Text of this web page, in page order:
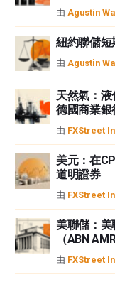
由 Agustin
紐約聯儲短
由 Agustin
天然氣：
德國商業銀
由 FXStreet
美元：在
道明證券
由 FXStreet
美聯儲：
（ABN
由 FXStreet